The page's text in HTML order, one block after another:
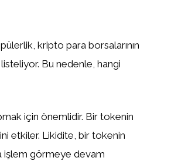
kripto para borsalarının
listeliyor. Bu nedenle, hangi
için önemlidir. Bir tokenin
etkiler. Likidite, bir tokenin
işlem görmeye devam